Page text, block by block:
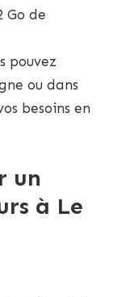
Go de
pouvez
ou dans
besoins en
un
à Le